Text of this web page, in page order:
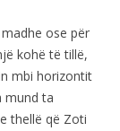
ose për
kohë të tillë,
mbi horizontit
mund ta
thellë që Zoti